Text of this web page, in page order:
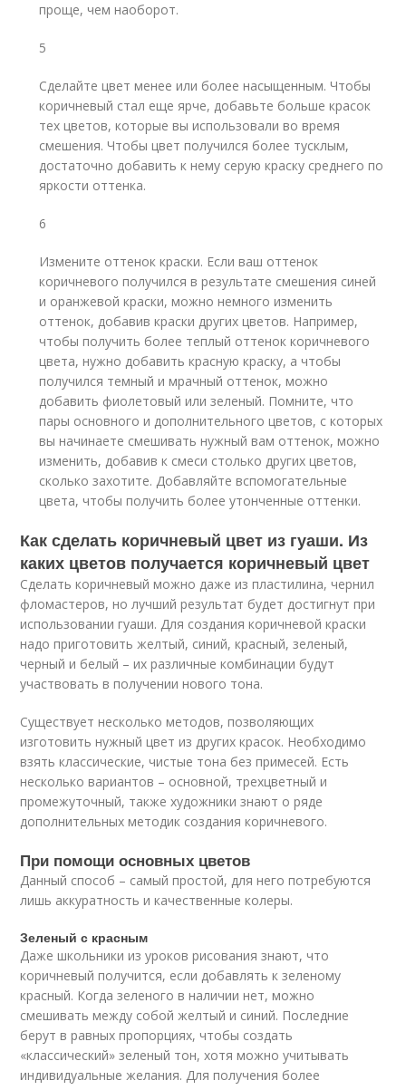
проще, чем наоборот.
5
Сделайте цвет менее или более насыщенным. Чтобы
коричневый стал еще ярче, добавьте больше красок
тех цветов, которые вы использовали во время
смешения. Чтобы цвет получился более тусклым,
достаточно добавить к нему серую краску среднего по
яркости оттенка.
6
Измените оттенок краски. Если ваш оттенок
коричневого получился в результате смешения синей
и оранжевой краски, можно немного изменить
оттенок, добавив краски других цветов. Например,
чтобы получить более теплый оттенок коричневого
цвета, нужно добавить красную краску, а чтобы
получился темный и мрачный оттенок, можно
добавить фиолетовый или зеленый. Помните, что
пары основного и дополнительного цветов, с которых
вы начинаете смешивать нужный вам оттенок, можно
изменить, добавив к смеси столько других цветов,
сколько захотите. Добавляйте вспомогательные
цвета, чтобы получить более утонченные оттенки.
Как сделать коричневый цвет из гуаши. Из
каких цветов получается коричневый цвет
Сделать коричневый можно даже из пластилина, чернил
фломастеров, но лучший результат будет достигнут при
использовании гуаши. Для создания коричневой краски
надо приготовить желтый, синий, красный, зеленый,
черный и белый – их различные комбинации будут
участвовать в получении нового тона.
Существует несколько методов, позволяющих
изготовить нужный цвет из других красок. Необходимо
взять классические, чистые тона без примесей. Есть
несколько вариантов – основной, трехцветный и
промежуточный, также художники знают о ряде
дополнительных методик создания коричневого.
При помощи основных цветов
Данный способ – самый простой, для него потребуются
лишь аккуратность и качественные колеры.
Зеленый с красным
Даже школьники из уроков рисования знают, что
коричневый получится, если добавлять к зеленому
красный. Когда зеленого в наличии нет, можно
смешивать между собой желтый и синий. Последние
берут в равных пропорциях, чтобы создать
«классический» зеленый тон, хотя можно учитывать
индивидуальные желания. Для получения более